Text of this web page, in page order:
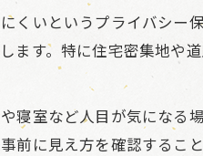
くいというプライバシー
ます。特に住宅密集地や
寝室など人目が気になる
前に見え方を確認するこ